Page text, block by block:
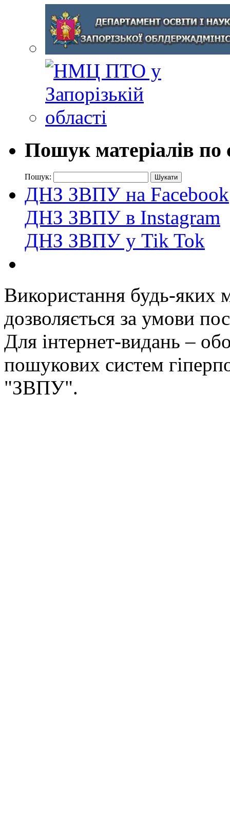
Пошук матеріалів по
Пошук:
ДНЗ ЗВПУ на Facebook
ДНЗ ЗВПУ в Instagram
ДНЗ ЗВПУ у Tik Tok
Використання будь-яких
дозволяється за умови
Для інтернет-видань –
пошукових систем
"ЗВПУ".